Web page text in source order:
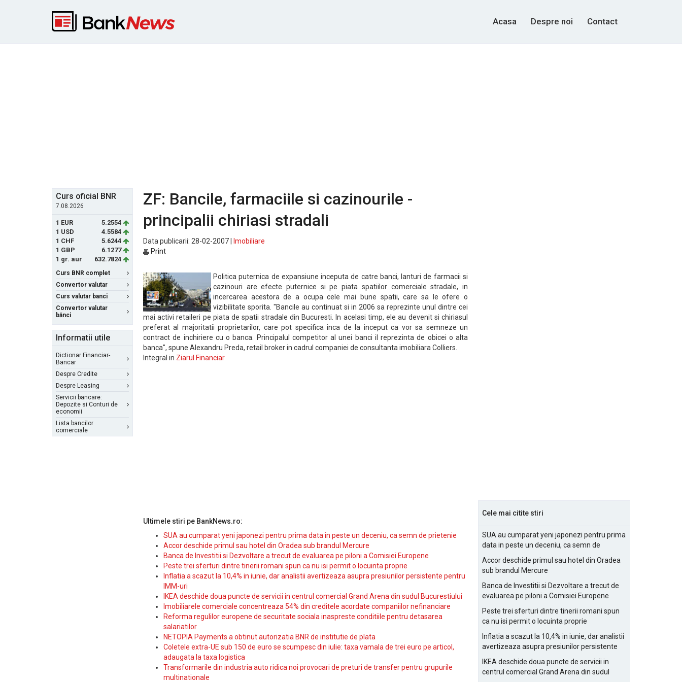
Acasa Despre noi Contact
Curs oficial BNR
7.08.2026
1 EUR
5.2554
1 USD
4.5584
1 CHF
5.6244
1 GBP
6.1277
1 gr. aur
632.7824
Curs BNR complet
Convertor valutar
Curs valutar banci
Convertor valutar
bănci
Informatii utile
Dictionar Financiar-
Bancar
Despre Credite
Despre Leasing
Servicii bancare:
Depozite si Conturi de
economii
Lista bancilor
comerciale
ZF: Bancile, farmaciile si cazinourile -
principalii chiriasi stradali
Data publicarii: 28-02-2007 |
Imobiliare
Print
Politica puternica de expansiune inceputa de catre banci, lanturi de farmacii si
cazinouri are efecte puternice si pe piata spatiilor comerciale stradale, in
incercarea acestora de a ocupa cele mai bune spatii, care sa le ofere o
vizibilitate sporita. "Bancile au continuat si in 2006 sa reprezinte unul dintre cei
mai activi retaileri pe piata de spatii stradale din Bucuresti. In acelasi timp, ele au devenit si chiriasul
preferat al majoritatii proprietarilor, care pot specifica inca de la inceput ca vor sa semneze un
contract de inchiriere cu o banca. Principalul competitor al unei banci il reprezinta de obicei o alta
banca", spune Alexandru Preda, retail broker in cadrul companiei de consultanta imobiliara Colliers.
Integral in Ziarul Financiar
Ultimele stiri pe BankNews.ro:
SUA au cumparat yeni japonezi pentru prima data in peste un deceniu, ca semn de prietenie
Accor deschide primul sau hotel din Oradea sub brandul Mercure
Banca de Investitii si Dezvoltare a trecut de evaluarea pe piloni a Comisiei Europene
Peste trei sferturi dintre tinerii romani spun ca nu isi permit o locuinta proprie
Inflatia a scazut la 10,4% in iunie, dar analistii avertizeaza asupra presiunilor persistente pentru
IMM-uri
IKEA deschide doua puncte de servicii in centrul comercial Grand Arena din sudul Bucurestiului
Imobiliarele comerciale concentreaza 54% din creditele acordate companiilor nefinanciare
Reforma regulilor europene de securitate sociala inaspreste conditiile pentru detasarea
salariatilor
NETOPIA Payments a obtinut autorizatia BNR de institutie de plata
Coletele extra-UE sub 150 de euro se scumpesc din iulie: taxa vamala de trei euro pe articol,
adaugata la taxa logistica
Transformarile din industria auto ridica noi provocari de preturi de transfer pentru grupurile
multinationale
Cele mai citite stiri
SUA au cumparat yeni japonezi pentru prima
data in peste un deceniu, ca semn de
Accor deschide primul sau hotel din Oradea
sub brandul Mercure
Banca de Investitii si Dezvoltare a trecut de
evaluarea pe piloni a Comisiei Europene
Peste trei sferturi dintre tinerii romani spun
ca nu isi permit o locuinta proprie
Inflatia a scazut la 10,4% in iunie, dar analistii
avertizeaza asupra presiunilor persistente
IKEA deschide doua puncte de servicii in
centrul comercial Grand Arena din sudul